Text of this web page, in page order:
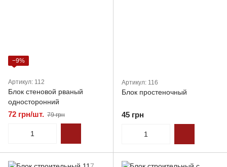
−9%
Артикул: 112
Блок стеновой рваный
односторонний
72 грн/шт. 79 грн
Артикул: 116
Блок простеночный
45 грн